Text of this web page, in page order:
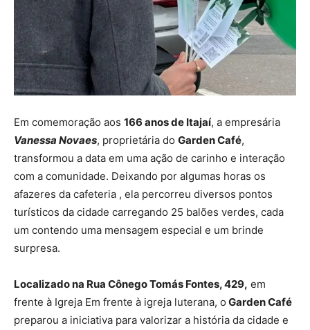
Em comemoração aos 166 anos de Itajaí, a empresária
Vanessa Novaes, proprietária do Garden Café,
transformou a data em uma ação de carinho e interação
com a comunidade. Deixando por algumas horas os
afazeres da cafeteria , ela percorreu diversos pontos
turísticos da cidade carregando 25 balões verdes, cada
um contendo uma mensagem especial e um brinde
surpresa.
Localizado na Rua Cônego Tomás Fontes, 429, em
frente à Igreja Em frente à igreja luterana, o Garden Café
preparou a iniciativa para valorizar a história da cidade e